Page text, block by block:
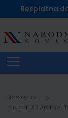
Besplatna
Naslovna